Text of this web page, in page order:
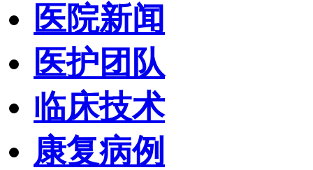
医院新闻
医护团队
临床技术
康复病例